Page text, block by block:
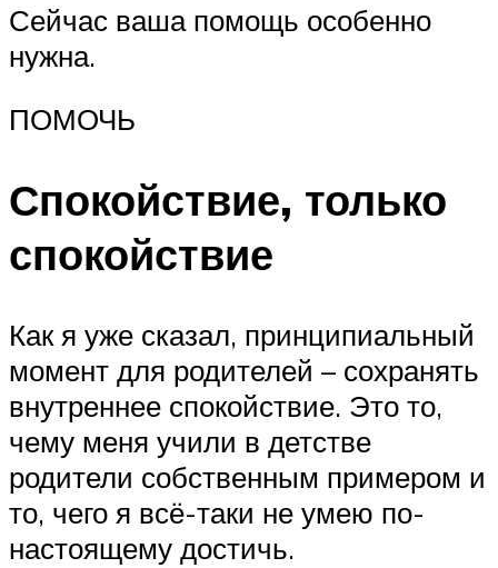
Сейчас ваша помощь особенно
нужна.
ПОМОЧЬ
Спокойствие, только
спокойствие
Как я уже сказал, принципиальный
момент для родителей – сохранять
внутреннее спокойствие. Это то,
чему меня учили в детстве
родители собственным примером и
то, чего я всё-таки не умею по-
настоящему достичь.